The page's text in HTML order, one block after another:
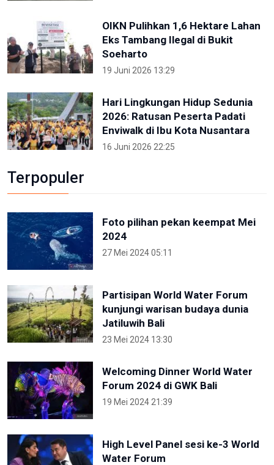
OIKN Pulihkan 1,6 Hektare Lahan
Eks Tambang Ilegal di Bukit
Soeharto
19 Juni 2026 13:29
Hari Lingkungan Hidup Sedunia
2026: Ratusan Peserta Padati
Enviwalk di Ibu Kota Nusantara
16 Juni 2026 22:25
Terpopuler
Foto pilihan pekan keempat Mei
2024
27 Mei 2024 05:11
Partisipan World Water Forum
kunjungi warisan budaya dunia
Jatiluwih Bali
23 Mei 2024 13:30
Welcoming Dinner World Water
Forum 2024 di GWK Bali
19 Mei 2024 21:39
High Level Panel sesi ke-3 World
Water Forum